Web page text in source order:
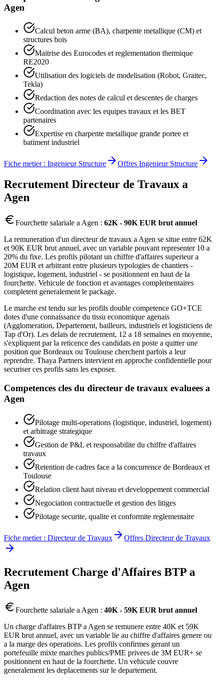
Agen
Calcul beton arme (BA), charpente metallique (CM) et
structures bois
Maitrise des Eurocodes et reglementation thermique
RE2020
Utilisation des logiciels de modelisation (Robot, Graitec,
Tekla)
Redaction des notes de calcul et descentes de charges
Coordination avec les equipes travaux et les BET
partenaires
Expertise en charpente metallique grande portee et
batiment industriel
Fiche metier : Ingenieur Structure Offres Ingenieur Structure
Recrutement Directeur de Travaux a
Agen
Fourchette salariale a Agen : 62K - 90K EUR brut annuel
La remuneration d'un directeur de travaux a Agen se situe entre 62K
et 90K EUR brut annuel, avec un variable pouvant representer 10 a
20% du fixe. Les profils pilotant un chiffre d'affaires superieur a
20M EUR et arbitrant entre plusieurs typologies de chantiers -
logistique, logement, industriel - se positionnent en haut de la
fourchette. Vehicule de fonction et avantages complementaires
completent generalement le package.
Le marche est tendu sur les profils double competence GO+TCE
dotes d'une connaissance du tissu economique agenais
(Agglomeration, Departement, bailleurs, industriels et logisticiens de
Tap d'Or). Les delais de recrutement, 12 a 18 semaines en moyenne,
s'expliquent par la reticence des candidats en poste a quitter une
position que Bordeaux ou Toulouse cherchent parfois a leur
reprendre. Thaya Partners intervient en approche confidentielle pour
securiser ces profils sans les exposer.
Competences cles du directeur de travaux evaluees a
Agen
Pilotage multi-operations (logistique, industriel, logement)
et arbitrage strategique
Gestion de P&L et responsabilite du chiffre d'affaires
travaux
Retention de cadres face a la concurrence de Bordeaux et
Toulouse
Relation client haut niveau et developpement commercial
Negociation contractuelle et gestion des litiges
Pilotage securite, qualite et conformite reglementaire
Fiche metier : Directeur de Travaux Offres Directeur de Travaux
Recrutement Charge d'Affaires BTP a
Agen
Fourchette salariale aAgen : 40K - 59K EUR brut annuel
Un charge d'affaires BTP a Agen se remunere entre 40K et 59K
EUR brut annuel, avec un variable lie au chiffre d'affaires genere ou
a la marge des operations. Les profils confirmes gerant un
portefeuille mixte marches publics/PME privees de 3M EUR+ se
positionnent en haut de la fourchette. Un vehicule couvre
generalement les deplacements sur le departement.